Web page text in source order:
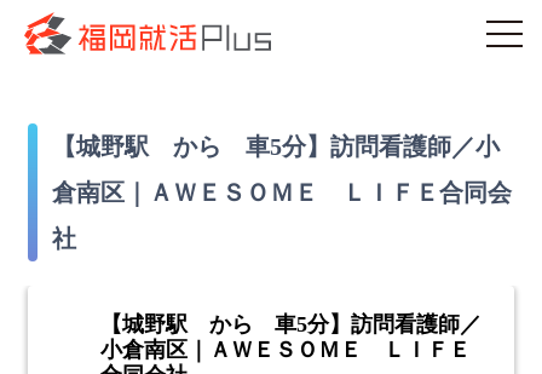
【城野駅 から 車5分】訪問看護師／小
倉南区｜ＡＷＥＳＯＭＥ ＬＩＦＥ合同会
社
【城野駅 から 車5分】訪問看護師／
小倉南区｜ＡＷＥＳＯＭＥ ＬＩＦＥ